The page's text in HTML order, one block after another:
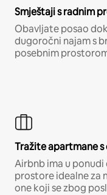
Smještaji s radnim
Obavljate posao
dugoročni najam s
posebnim
Tražite apartmane
Airbnb ima u
prostore idealne za
one koji se zbog